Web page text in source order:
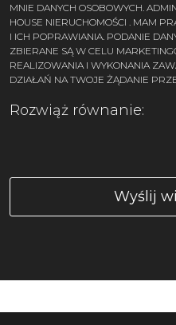
MNIE DANYCH OSOBOWYCH.
HOUSE NIERUCHOMOŚCI . MAM
I ICH POPRAWIANIA. PODANIE
ZBIERANE SĄ W CELU
REALIZOWANIA I WYKONANIA
DZIAŁAŃ NA TWOJE ŻĄDANIE
Rozwiąż równanie: